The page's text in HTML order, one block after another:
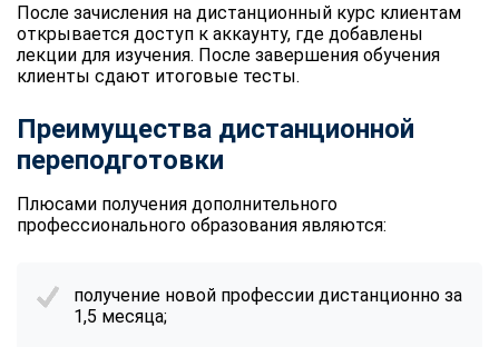
После зачисления на дистанционный курс клиентам
открывается доступ к аккаунту, где добавлены
лекции для изучения. После завершения обучения
клиенты сдают итоговые тесты.
Преимущества дистанционной
переподготовки
Плюсами получения дополнительного
профессионального образования являются:
получение новой профессии дистанционно за
1,5 месяца;